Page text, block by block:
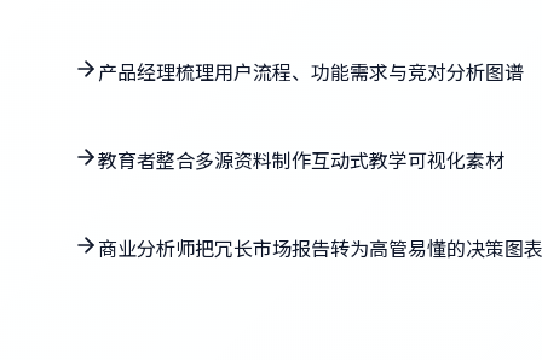
产品经理梳理用户流程、功能需求与竞对分析图谱
教育者整合多源资料制作互动式教学可视化素材
商业分析师把冗长市场报告转为高管易懂的决策图表